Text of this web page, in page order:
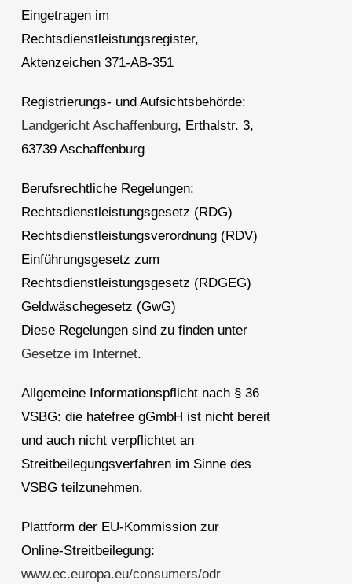
Eingetragen im
Rechtsdienstleistungsregister,
Aktenzeichen 371-AB-351
Registrierungs- und Aufsichtsbehörde:
Landgericht Aschaffenburg, Erthalstr. 3,
63739 Aschaffenburg
Berufsrechtliche Regelungen:
Rechtsdienstleistungsgesetz (RDG)
Rechtsdienstleistungsverordnung (RDV)
Einführungsgesetz zum
Rechtsdienstleistungsgesetz (RDGEG)
Geldwäschegesetz (GwG)
Diese Regelungen sind zu finden unter
Gesetze im Internet.
Allgemeine Informationspflicht nach § 36
VSBG: die hatefree gGmbH ist nicht bereit
und auch nicht verpflichtet an
Streitbeilegungsverfahren im Sinne des
VSBG teilzunehmen.
Plattform der EU-Kommission zur
Online-Streitbeilegung:
www.ec.europa.eu/consumers/odr